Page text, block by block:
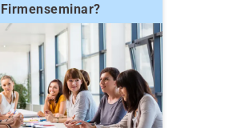
Firmenseminar?